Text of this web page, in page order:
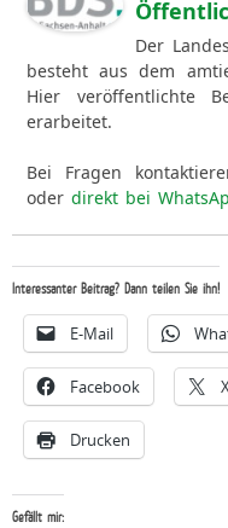
Der
besteht aus dem
Hier veröffentlichte
erarbeitet.
Bei Fragen
oder direkt bei
Interessanter Beitrag? Dann teilen Sie ihn!
E-Mail
Facebook
Drucken
Gefällt mir: